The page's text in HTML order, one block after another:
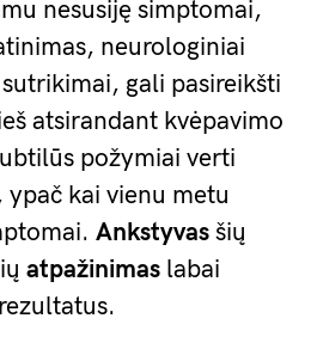
nesusiję simptomai,
neurologiniai
gali pasireikšti
atsirandant kvėpavimo
požymiai verti
kai vienu metu
Ankstyvas šių
atpažinimas labai